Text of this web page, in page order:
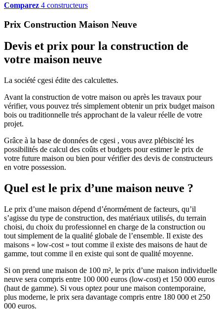
Comparez 4 constructeurs
Prix Construction Maison Neuve
Devis et prix pour la construction de
votre maison neuve
La société cgesi édite des calculettes.
Avant la construction de votre maison ou après les travaux pour
vérifier, vous pouvez trés simplement obtenir un prix budget maison
bois ou traditionnelle trés approchant de la valeur réelle de votre
projet.
Grâce à la base de données de cgesi , vous avez plébiscité les
possibilités de calcul des coûts et budgets pour estimer le prix de
votre future maison ou bien pour vérifier des devis de constructeurs
en votre possession.
Quel est le prix d’une maison neuve ?
Le prix d’une maison dépend d’énormément de facteurs, qu’il
s’agisse du type de construction, des matériaux utilisés, du terrain
choisi, du choix du professionnel en charge de la construction ou
tout simplement de la qualité globale de l’ensemble. Il existe des
maisons « low-cost » tout comme il existe des maisons de haut de
gamme, tout comme il en existe qui sont de qualité moyenne.
Si on prend une maison de 100 m², le prix d’une maison individuelle
neuve sera compris entre 100 000 euros (low-cost) et 150 000 euros
(haut de gamme). Si vous optez pour une maison contemporaine,
plus moderne, le prix sera davantage compris entre 180 000 et 250
000 euros.